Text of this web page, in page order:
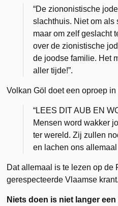
“De ziononistische
slachthuis. Niet om als
maar om zelf geslacht
over de zionistische
de joodse familie. Het
aller tijde!”.
Volkan Göl doet een oproep in
“LEES DIT AUB EN
Mensen word wakker
ter wereld. Zij zullen
en lachen ons allemaal
Dat allemaal is te lezen op de
gerespecteerde Vlaamse krant.
Niets doen is niet langer